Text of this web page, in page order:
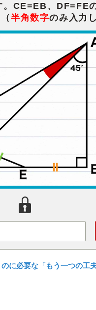
。CE=EB、DF=FE
半角数字のみ入力
のに必要な「もう一つの